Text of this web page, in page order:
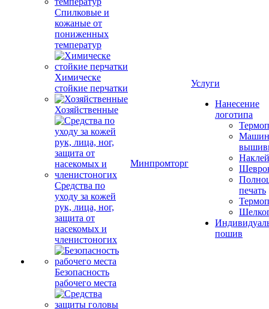
Спилковые и
кожаные от
пониженных
температур
Химическе
стойкие перчатки
Хозяйственные
Средства по
уходу за кожей
рук, лица, ног,
защита от
насекомых и
членистоногих
Безопасность
рабочего места
Минпромторг
Услуги
Нанесение
логотипа
печать
пошив